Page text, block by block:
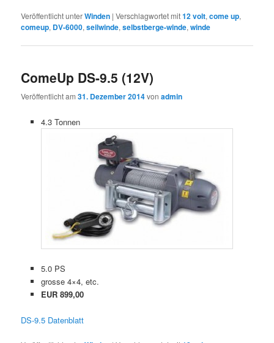
Veröffentlicht unterWinden |Verschlagwortet mit12 volt,come up,
comeup, DV-6000,seilwinde,selbstberge-winde,winde
ComeUp DS-9.5 (12V)
Veröffentlicht am31. Dezember 2014vonadmin
4.3 Tonnen
5.0 PS
grosse 4×4, etc.
EUR 899,00
DS-9.5 Datenblatt